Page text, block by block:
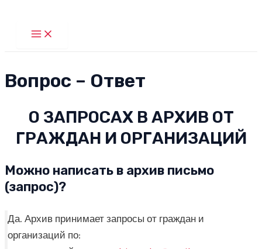
Main
Menu
Вопрос – Ответ
О ЗАПРОСАХ В АРХИВ ОТ
ГРАЖДАН И ОРГАНИЗАЦИЙ
Можно написать в архив письмо
(запрос)?
Да. Архив принимает запросы от граждан и
организаций по: